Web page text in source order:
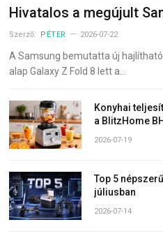
Hivatalos a megújult
Szerző: PÉTER 2026-07-22
A Samsung bemutatta új
alap Galaxy Z Fold 8 lett a…
Konyhai
a BlitzHome
2026-07-19
Top 5
júliusban
2026-07-14